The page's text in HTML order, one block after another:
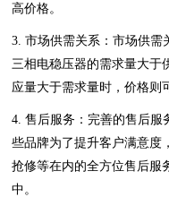
高价格。
3. 市场供需关系：市场供需
三相电稳压器的需求量大于
应量大于需求量时，价格则
4. 售后服务：完善的售后服
些品牌为了提升客户满意度
抢修等在内的全方位售后服
中。